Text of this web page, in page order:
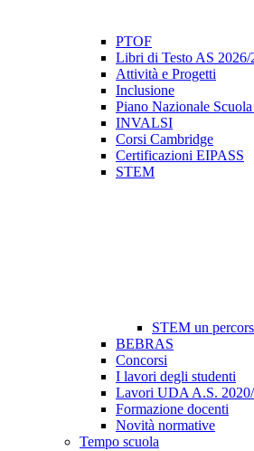
PTOF
Libri di Testo AS 2026/
Attività e Progetti
Inclusione
Piano Nazionale
INVALSI
Corsi Cambridge
Certificazioni EIPASS
STEM
STEM un
BEBRAS
Concorsi
I lavori degli studenti
Lavori UDA A.S. 2020/
Formazione docenti
Novità normative
Tempo scuola